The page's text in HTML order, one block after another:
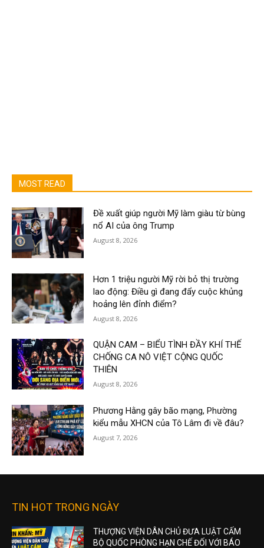
MOST READ
Đề xuất giúp người Mỹ làm giàu từ bùng
nổ AI của ông Trump
August 8, 2026
Hơn 1 triệu người Mỹ rời bỏ thị trường
lao động: Điều gì đang đẩy cuộc khủng
hoảng lên đỉnh điểm?
August 8, 2026
QUẬN CAM – BIỂU TÌNH ĐẦY KHÍ THẾ
CHỐNG CA NÔ VIỆT CỘNG QUỐC
THIÊN
August 8, 2026
Phương Hằng gây bão mạng, Phường
kiểu mẫu XHCN của Tô Lâm đi về đâu?
August 7, 2026
TIN HOT TRONG NGÀY
THƯỢNG VIỆN DÂN CHỦ ĐƯA LUẬT CẤM
BỘ QUỐC PHÒNG HẠN CHẾ ĐỐI VỚI BÁO